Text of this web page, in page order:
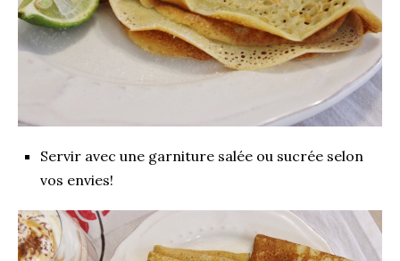
Servir avec une garniture salée ou sucrée selon
vos envies!